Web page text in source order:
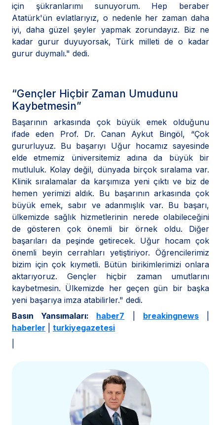
için şükranlarımı sunuyorum. Hep beraber
Atatürk'ün evlatlarıyız, o nedenle her zaman daha
iyi, daha güzel şeyler yapmak zorundayız. Biz ne
kadar gurur duyuyorsak, Türk milleti de o kadar
gurur duymalı." dedi.
“Gençler Hiçbir Zaman Umudunu
Kaybetmesin”
Başarının arkasında çok büyük emek olduğunu
ifade eden Prof. Dr. Canan Aykut Bingöl, “Çok
gururluyuz. Bu başarıyı Uğur hocamız sayesinde
elde etmemiz üniversitemiz adına da büyük bir
mutluluk. Kolay değil, dünyada birçok sıralama var.
Klinik sıralamalar da karşımıza yeni çıktı ve biz de
hemen yerimizi aldık. Bu başarının arkasında çok
büyük emek, sabır ve adanmışlık var. Bu başarı,
ülkemizde sağlık hizmetlerinin nerede olabileceğini
de gösteren çok önemli bir örnek oldu. Diğer
başarıları da peşinde getirecek. Uğur hocam çok
önemli beyin cerrahları yetiştiriyor. Öğrencilerimiz
bizim için çok kıymetli. Bütün birikimlerimizi onlara
aktarıyoruz. Gençler hiçbir zaman umutlarını
kaybetmesin. Ülkemizde her geçen gün bir başka
yeni başarıya imza atabilirler." dedi.
Basın Yansımaları: haber7 breakingnews|
haberler
turkiyegazetesi